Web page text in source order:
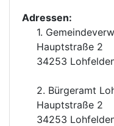
Adressen:
1.
Hauptstraße 2
34253
2. Bürgeramt
Hauptstraße 2
34253